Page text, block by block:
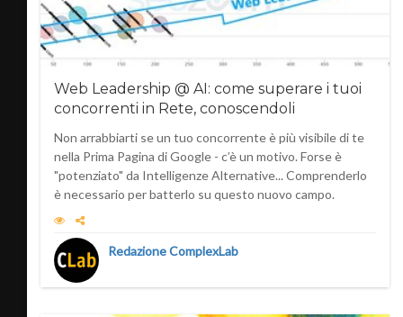
Web Leadership @ AI: come superare i tuoi
concorrenti in Rete, conoscendoli
Non arrabbiarti se un tuo concorrente è più visibile di te
nella Prima Pagina di Google - c’è un motivo. Forse è
"potenziato" da Intelligenze Alternative... Comprenderlo
è necessario per batterlo su questo nuovo campo.
Redazione ComplexLab